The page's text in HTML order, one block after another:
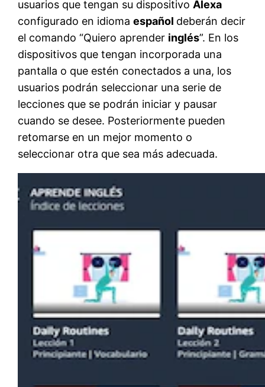
usuarios que tengan su dispositivo Alexa
configurado en idiomaespañol deberán decir
el comando “Quiero aprender inglés”. En los
dispositivos que tengan incorporada una
pantalla o que estén conectados a una, los
usuarios podrán seleccionar una serie de
lecciones que se podrán iniciar y pausar
cuando se desee. Posteriormente pueden
retomarse en un mejor momento o
seleccionar otra que sea más adecuada.